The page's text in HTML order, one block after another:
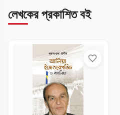
লেখকের প্রকাশিত বই
favorite_border